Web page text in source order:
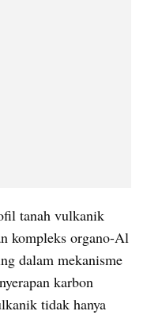
tanah vulkanik
kompleks organo-Al
karbon
tidak hanya